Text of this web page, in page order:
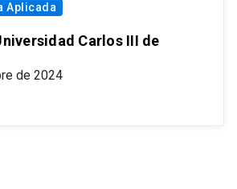
Aplicada
Carlos III de
de 2024